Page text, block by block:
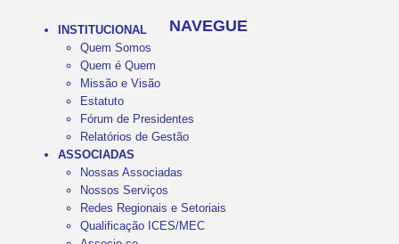
NAVEGUE
INSTITUCIONAL
Quem Somos
Quem é Quem
Missão e Visão
Estatuto
Fórum de Presidentes
Relatórios de Gestão
ASSOCIADAS
Nossas Associadas
Nossos Serviços
Redes Regionais e Setoriais
Qualificação ICES/MEC